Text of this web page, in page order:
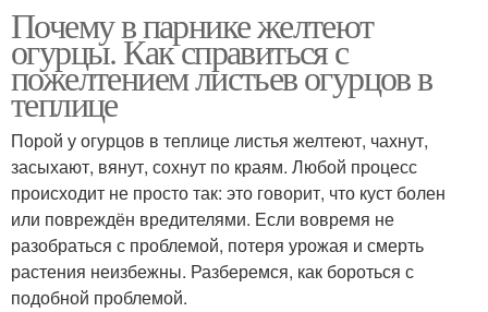
Почему в парнике желтеют
огурцы. Как справиться с
пожелтением листьев огурцов в
теплице
Порой у огурцов в теплице листья желтеют, чахнут,
засыхают, вянут, сохнут по краям. Любой процесс
происходит не просто так: это говорит, что куст болен
или повреждён вредителями. Если вовремя не
разобраться с проблемой, потеря урожая и смерть
растения неизбежны. Разберемся, как бороться с
подобной проблемой.